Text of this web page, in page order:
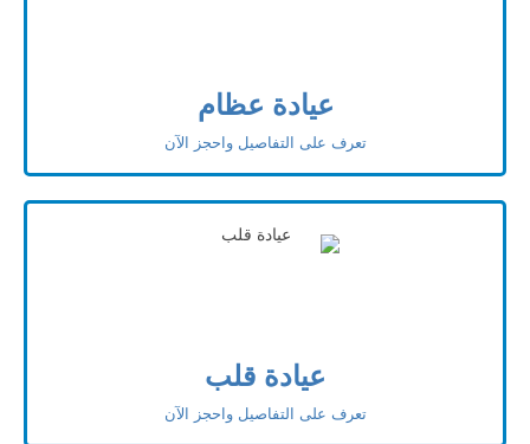
عيادة عظام
تعرف على التفاصيل واحجز الآن
عيادة قلب
تعرف على التفاصيل واحجز الآن